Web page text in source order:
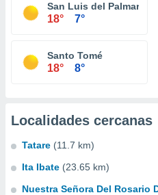
San Luis del Palmar
18° 7°
Santo Tomé
18° 8°
Localidades cercanas
Tatare (11.7 km)
Ita Ibate (23.65 km)
Nuestra Señora Del Rosario